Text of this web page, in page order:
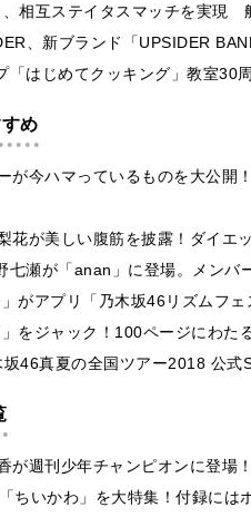
、相互ステイタスマッチを実
、新ブランド「UPSIDER
「はじめてクッキング」教室
め
が今ハマっているものを大公
花が美しい腹筋を披露！ダイエ
七瀬が「anan」に登場。メンバ
がアプリ「乃木坂46リズムフ
をジャック！100ページにわた
46真夏の全国ツアー2018 公式
が週刊少年チャンピオンに登
ちいかわ」を大特集！付録に